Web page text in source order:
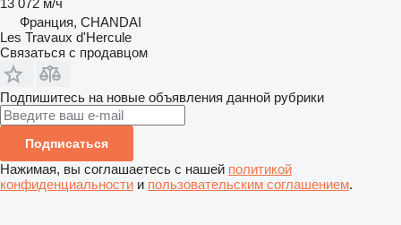
13 072 м/ч
Франция, CHANDAI
Les Travaux d'Hercule
Связаться с продавцом
Подпишитесь на новые объявления данной рубрики
Подписаться
Нажимая, вы соглашаетесь с нашей политикой
конфиденциальности и пользовательским соглашением.